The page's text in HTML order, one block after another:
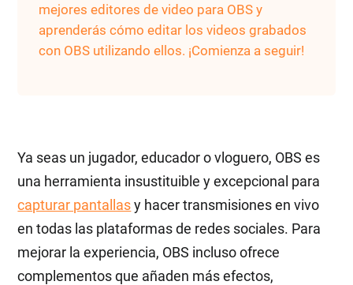
mejores editores de video para OBS y
aprenderás cómo editar los videos grabados
con OBS utilizando ellos. ¡Comienza a seguir!
Ya seas un jugador, educador o vloguero, OBS es
una herramienta insustituible y excepcional para
capturar pantallasy hacer transmisiones en vivo
en todas las plataformas de redes sociales. Para
mejorar la experiencia, OBS incluso ofrece
complementos que añaden más efectos,